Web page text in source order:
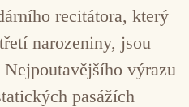
recitátora, který
narozeniny, jsou
výrazu
pasážích